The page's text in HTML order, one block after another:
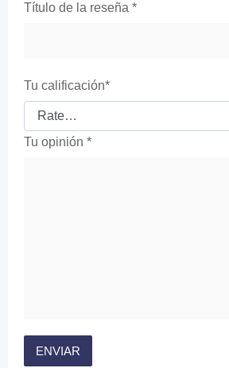
Título de la reseña *
Tu calificación*
Tu opinión *